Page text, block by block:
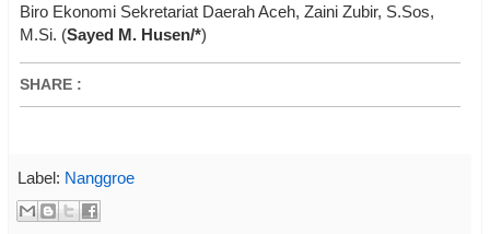
Biro Ekonomi Sekretariat Daerah Aceh, Zaini Zubir, S.Sos,
M.Si. (Sayed M. Husen/*)
SHARE :
Label: Nanggroe